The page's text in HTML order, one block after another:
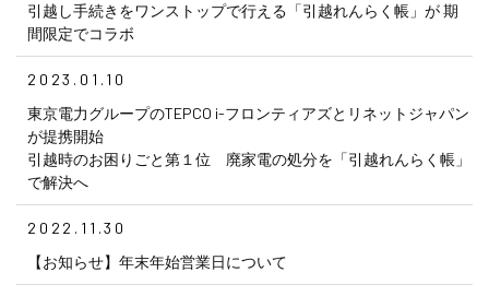
引越し手続きをワンストップで行える「引越れんらく帳」が 期
間限定でコラボ
2023.01.10
東京電力グループのTEPCO i-フロンティアズとリネットジャパン
が提携開始
引越時のお困りごと第１位 廃家電の処分を「引越れんらく帳」
で解決へ
2022.11.30
【お知らせ】年末年始営業日について